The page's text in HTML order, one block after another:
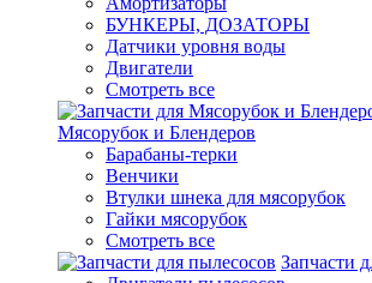
БУНКЕРЫ, ДОЗАТОРЫ
Датчики уровня воды
Двигатели
Смотреть все
Мясорубок и Блендеров
Барабаны-терки
Венчики
Втулки шнека для мясорубок
Гайки мясорубок
Смотреть все
Запчасти